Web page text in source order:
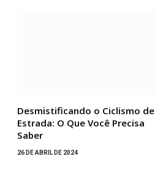
Desmistificando o Ciclismo de
Estrada: O Que Você Precisa
Saber
26 DE ABRIL DE 2024